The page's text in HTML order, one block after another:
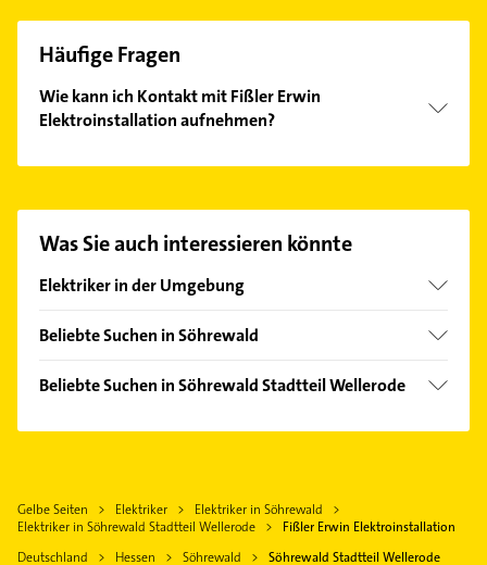
Häufige Fragen
Wie kann ich Kontakt mit Fißler Erwin
Elektroinstallation aufnehmen?
Hier finden Sie alleKontaktdaten
Was Sie auch interessieren könnte
Elektriker in der Umgebung
Lohfelden
Fuldabrück
Baunatal
Melsungen
Beliebte Suchen in Söhrewald
Arzt
Physiotherapie
Schreiner
Beliebte Suchen in Söhrewald Stadtteil Wellerode
Krankengymnastik
Gelbe Seiten Elektriker
Elektriker in Söhrewald
Elektriker in Söhrewald Stadtteil Wellerode
Fißler Erwin Elektroinstallation
Deutschland
Hessen Söhrewald Söhrewald Stadtteil Wellerode